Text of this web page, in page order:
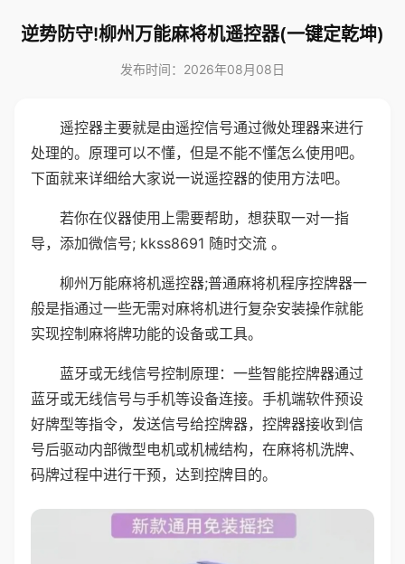
逆势防守!柳州万能麻将机遥控器(一键定乾坤)
发布时间：2026年08月08日
遥控器主要就是由遥控信号通过微处理器来进行
处理的。原理可以不懂，但是不能不懂怎么使用吧。
下面就来详细给大家说一说遥控器的使用方法吧。
若你在仪器使用上需要帮助，想获取一对一指
导，添加微信号; kkss8691 随时交流 。
柳州万能麻将机遥控器;普通麻将机程序控牌器一
般是指通过一些无需对麻将机进行复杂安装操作就能
实现控制麻将牌功能的设备或工具。
蓝牙或无线信号控制原理：一些智能控牌器通过
蓝牙或无线信号与手机等设备连接。手机端软件预设
好牌型等指令，发送信号给控牌器，控牌器接收到信
号后驱动内部微型电机或机械结构，在麻将机洗牌、
码牌过程中进行干预，达到控牌目的。